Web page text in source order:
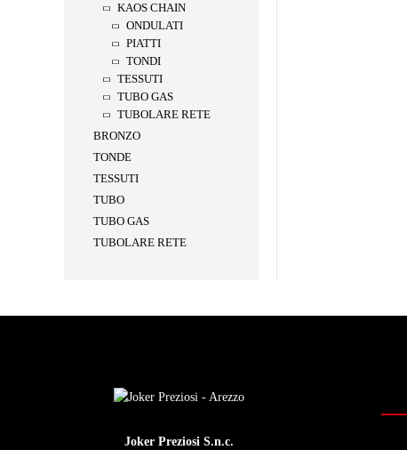
KAOS CHAIN
ONDULATI
PIATTI
TONDI
TESSUTI
TUBO GAS
TUBOLARE RETE
BRONZO
TONDE
TESSUTI
TUBO
TUBO GAS
TUBOLARE RETE
Joker Preziosi S.n.c.